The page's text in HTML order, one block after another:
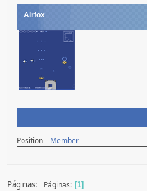
Airfox
Position Member
Páginas: Páginas 1